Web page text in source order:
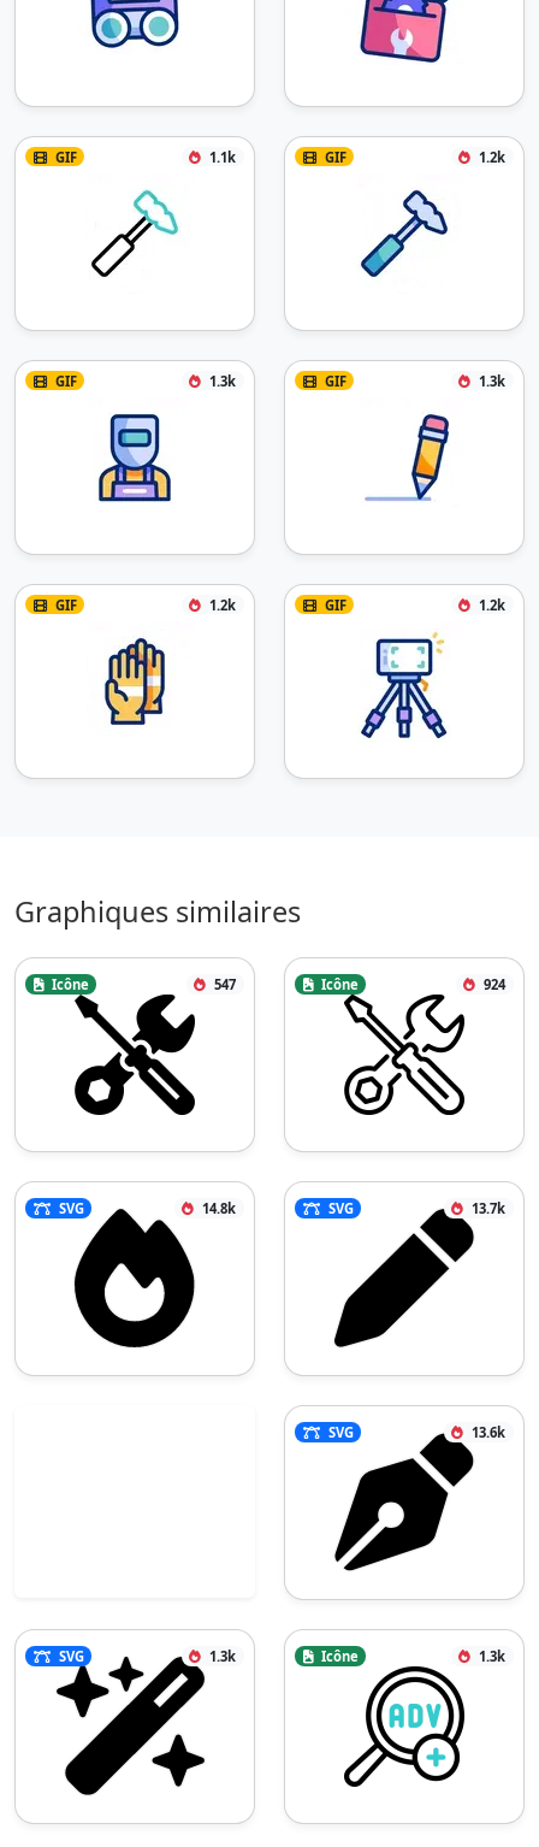
GIF 1.1k GIF 1.2k
GIF 1.3k GIF 1.3k
GIF 1.2k GIF 1.2k
Graphiques similaires
Icône 547 Icône 924
SVG 14.8k SVG 13.7k
SVG 13.6k
SVG 1.3k Icône 1.3k